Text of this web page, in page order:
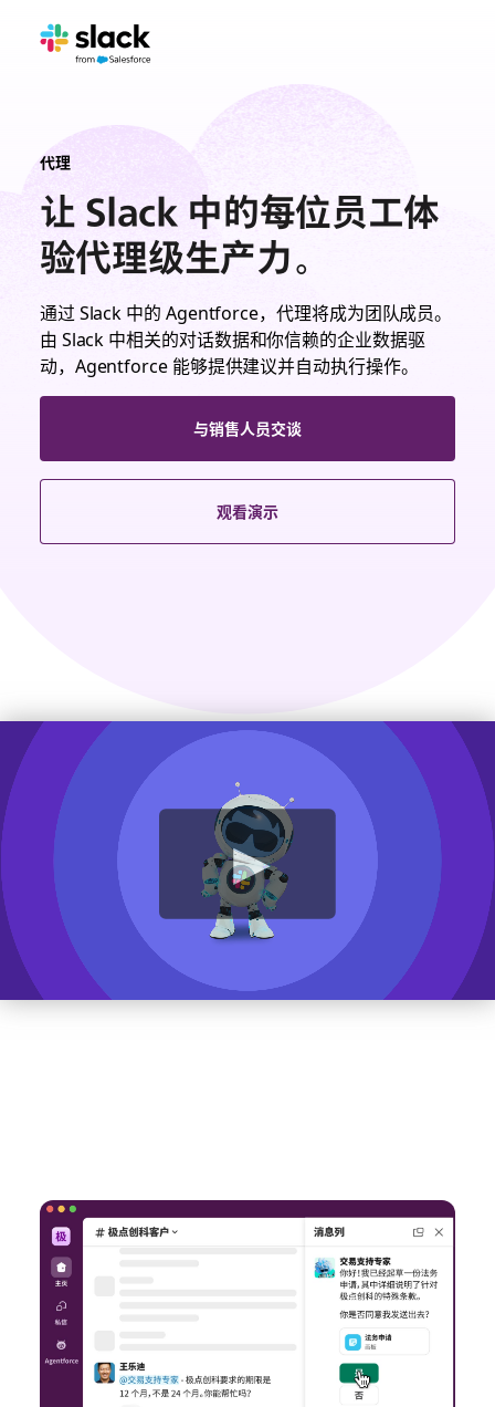
代理
让 Slack 中的每位员工体
验代理级生产力。
通过 Slack 中的 Agentforce，代理将成为团队成员。
由 Slack 中相关的对话数据和你信赖的企业数据驱
动，Agentforce 能够提供建议并自动执行操作。
与销售人员交谈
观看演示
视
频